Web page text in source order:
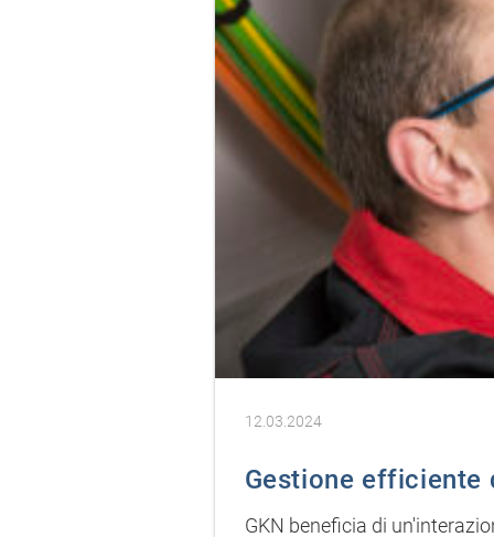
12.03.2024
Gestione efficiente
GKN beneficia di